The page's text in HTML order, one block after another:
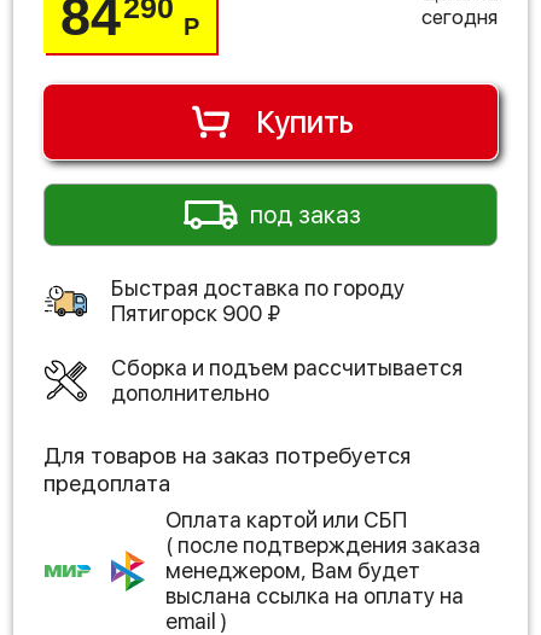
84290
Р
сегодня
Купить
под заказ
Быстрая доставка по городу
Пятигорск 900 ₽
Сборка и подъем рассчитывается
дополнительно
Для товаров на заказ потребуется
предоплата
Оплата картой или СБП
( после подтверждения заказа
менеджером, Вам будет
выслана ссылка на оплату на
email )